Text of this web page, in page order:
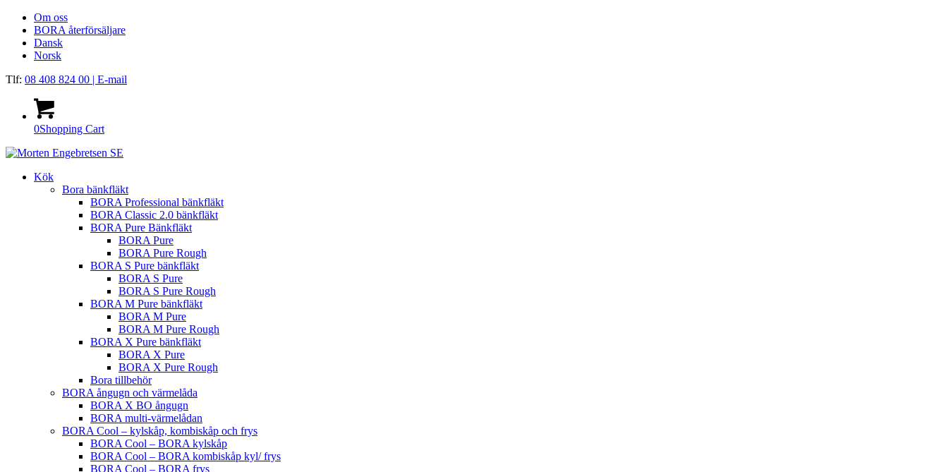
Om oss
BORA återförsäljare
Dansk
Norsk
Tlf: 08 408 824 00 | E-mail
0Shopping Cart
Kök
Bora bänkfläkt
BORA Professional bänkfläkt
BORA Classic 2.0 bänkfläkt
BORA Pure Bänkfläkt
BORA Pure
BORA Pure Rough
BORA S Pure bänkfläkt
BORA S Pure
BORA S Pure Rough
BORA M Pure bänkfläkt
BORA M Pure
BORA M Pure Rough
BORA X Pure bänkfläkt
BORA X Pure
BORA X Pure Rough
Bora tillbehör
BORA ångugn och värmelåda
BORA X BO ångugn
BORA multi-värmelådan
BORA Cool – kylskåp, kombiskåp och frys
BORA Cool – BORA kylskåp
BORA Cool – BORA kombiskåp kyl/ frys
BORA Cool – BORA frys